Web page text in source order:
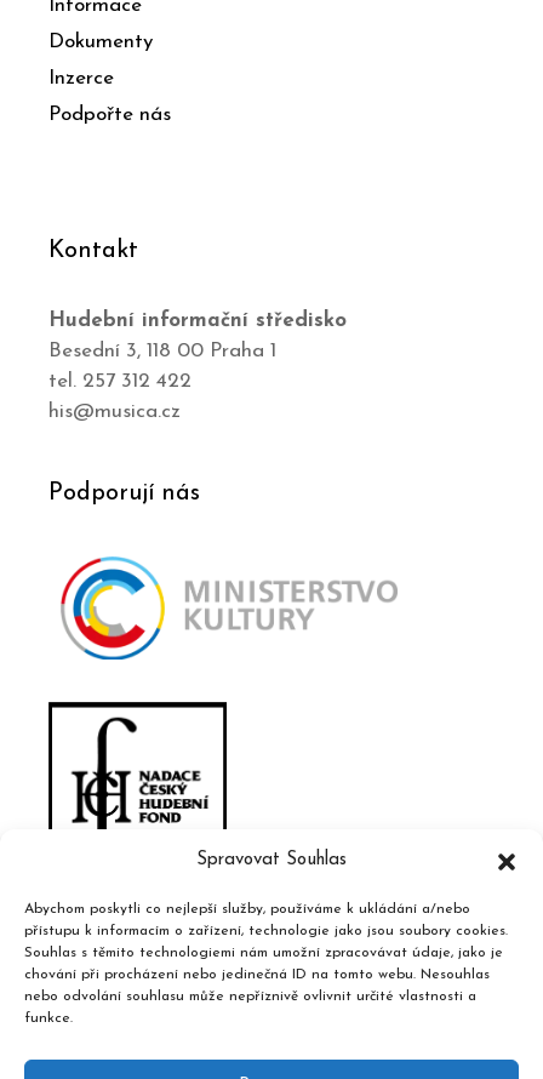
Spravovat Souhlas
Abychom poskytli co nejlepší služby, používáme k ukládání a/nebo
přístupu k informacím o zařízení, technologie jako jsou soubory cookies.
Souhlas s těmito technologiemi nám umožní zpracovávat údaje, jako je
chování při procházení nebo jedinečná ID na tomto webu. Nesouhlas
nebo odvolání souhlasu může nepříznivě ovlivnit určité vlastnosti a
funkce.
Informace
Dokumenty
Inzerce
Podpořte nás
Kontakt
Hudební informační středisko
Besední 3, 118 00 Praha 1
tel. 257 312 422
his@musica.cz
Podporují nás